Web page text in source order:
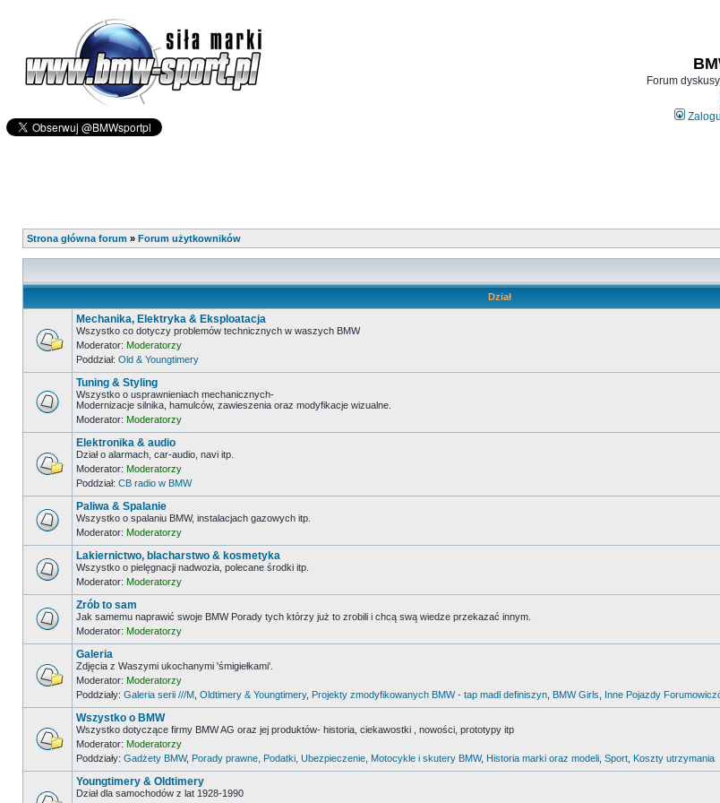
Forum
Strona główna forum » Forum użytkowników
Dział
Mechanika, Elektryka & Eksploatacja
Wszystko co dotyczy problemów technicznych w waszych BMW
Moderator: Moderatorzy
Poddział: Old & Youngtimery
Tuning & Styling
Wszystko o usprawnieniach mechanicznych-
Modernizacje silnika, hamulców, zawieszenia oraz modyfikacje wizualne.
Moderator: Moderatorzy
Elektronika & audio
Dział o alarmach, car-audio, navi itp.
Moderator: Moderatorzy
Poddział: CB radio w BMW
Paliwa & Spalanie
Wszystko o spalaniu BMW, instalacjach gazowych itp.
Moderator: Moderatorzy
Lakiernictwo, blacharstwo & kosmetyka
Wszystko o pielęgnacji nadwozia, polecane środki itp.
Moderator: Moderatorzy
Zrób to sam
Jak samemu naprawić swoje BMW Porady tych którzy już to zrobili i chcą swą wiedze przekazać innym.
Moderator: Moderatorzy
Galeria
Zdjęcia z Waszymi ukochanymi 'śmigiełkami'.
Moderator: Moderatorzy
Poddziały: Galeria serii ///M Oldtimery & Youngtimery, Projekty zmodyfikowanych BMW - tap madl definiszyn BMW Girls Inne Pojazdy
Wszystko o BMW
Wszystko dotyczące firmy BMW AG oraz jej produktów- historia, ciekawostki , nowości, prototypy itp
Moderator: Moderatorzy
Poddziały: Gadżety BMW, Porady prawne, Podatki, Ubezpieczenie Motocykle i skutery BMW, Historia marki oraz modeli Sport Koszty utrzymania
Youngtimery & Oldtimery
Dział dla samochodów z lat 1928-1990